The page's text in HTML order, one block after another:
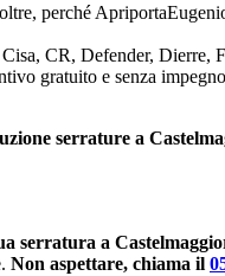
perché
CR, Defender, Dierre,
gratuito e senza
serrature a
serratura a
Non aspettare, chiama il